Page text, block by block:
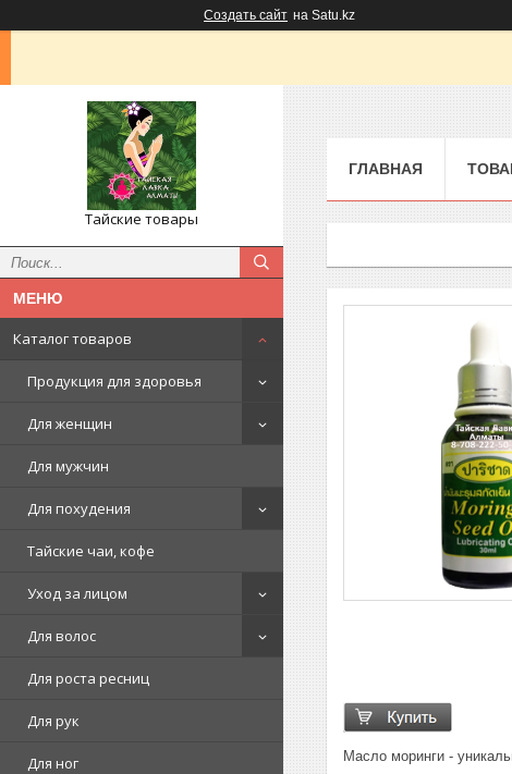
Создать сайт на Satu.kz
Тайские товары
Каталог товаров
Продукция для здоровья
Для женщин
Для мужчин
Для похудения
Тайские чаи, кофе
Уход за лицом
Для волос
Для роста ресниц
Для рук
Для ног
ГЛАВНАЯ
Масло моринги -